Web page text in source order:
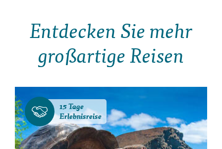
Entdecken Sie mehr
großartige Reisen
15 Tage
Erlebnisreise